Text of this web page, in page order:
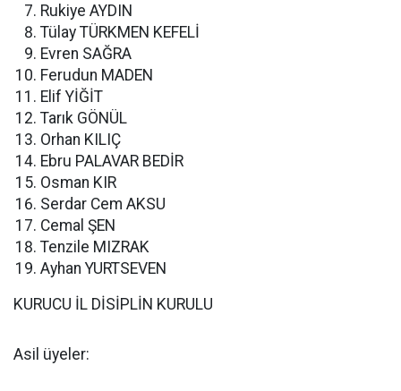
Rukiye AYDIN
Tülay TÜRKMEN KEFELİ
Evren SAĞRA
Ferudun MADEN
Elif YİĞİT
Tarık GÖNÜL
Orhan KILIÇ
Ebru PALAVAR BEDİR
Osman KIR
Serdar Cem AKSU
Cemal ŞEN
Tenzile MIZRAK
Ayhan YURTSEVEN
KURUCU İL DİSİPLİN KURULU
Asil üyeler: